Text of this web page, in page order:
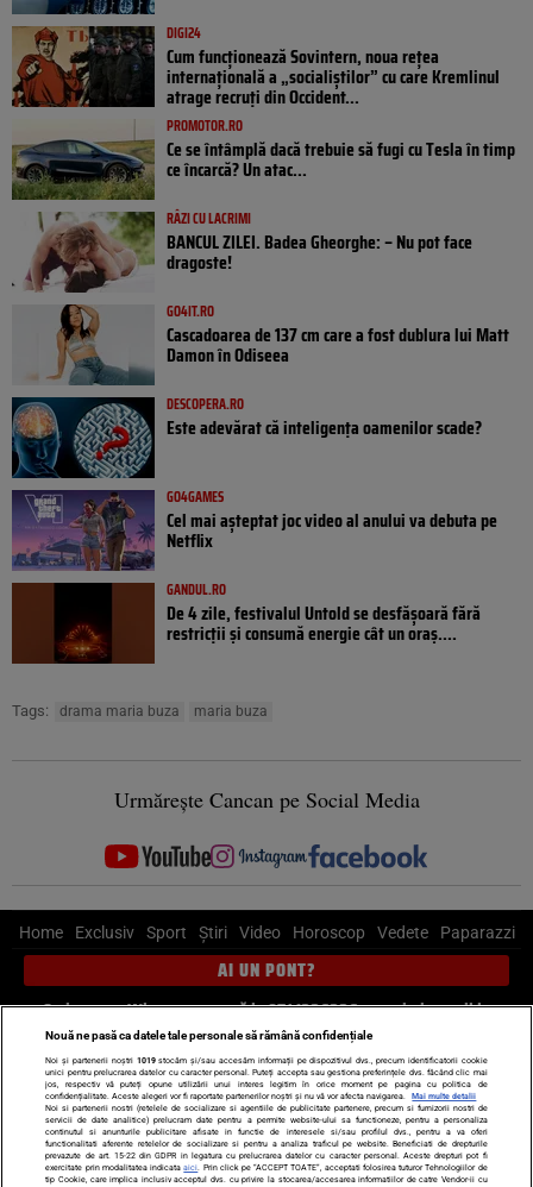
DIGI24
Cum funcționează Sovintern, noua rețea
internațională a „socialiștilor” cu care Kremlinul
atrage recruți din Occident...
PROMOTOR.RO
Ce se întâmplă dacă trebuie să fugi cu Tesla în timp
ce încarcă? Un atac...
RÂZI CU LACRIMI
BANCUL ZILEI. Badea Gheorghe: – Nu pot face
dragoste!
GO4IT.RO
Cascadoarea de 137 cm care a fost dublura lui Matt
Damon în Odiseea
DESCOPERA.RO
Este adevărat că inteligența oamenilor scade?
GO4GAMES
Cel mai așteptat joc video al anului va debuta pe
Netflix
GANDUL.RO
De 4 zile, festivalul Untold se desfășoară fără
restricții și consumă energie cât un oraș....
Tags: drama maria buza maria buza
Urmărește Cancan pe Social Media
Home Exclusiv Sport Știri Video Horoscop Vedete Paparazzi
AI UN PONT?
Scrie-ne pe Whatsapp, sună la 0741226226 sau trimite mail la
pont@cancan.ro
Știri interne Știri externe
Politică
Ultimele stiri
Diete Insula Iubirii Dictionar de vise
LIFE STYLE
Horoscop
Nouă ne pasă ca datele tale personale să rămână confidențiale
Noi și partenerii noștri 1019stocăm și/sau accesăm informații pe dispozitivul dvs., precum identificatorii cookie
unici pentru prelucrarea datelor cu caracter personal. Puteți accepta sau gestiona preferințele dvs. făcând clic mai
jos, respectiv vă puteți opune utilizării unui interes legitim în orice moment pe pagina cu politica de
confidențialitate. Aceste alegeri vor fi raportate partenerilor noștri și nu vă vor afecta navigarea.
Mai multe detalii
Noi si partenerii nostri (retelele de socializare si agentiile de publicitate partenere, precum si furnizorii nostri de
servicii de date analitice) prelucram date pentru a permite website-ului sa functioneze, pentru a personaliza
continutul si anunturile publicitare afisate in functie de interesele si/sau profilul dvs., pentru a va oferi
functionalitati aferente retelelor de socializare si pentru a analiza traficul pe website. Beneficiati de drepturile
prevazute de art. 15-22 din GDPR in legatura cu prelucrarea datelor cu caracter personal. Aceste drepturi pot fi
exercitate prin modalitatea indicataaici . Prin click pe “ACCEPT TOATE”, acceptati folosirea tuturor Tehnologiilor de
tip Cookie, care implica inclusiv acceptul dvs. cu privire la stocarea/accesarea informatiilor de catre Vendor-ii cu